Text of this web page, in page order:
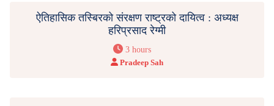
ऐतिहासिक तस्बिरको संरक्षण राष्ट्रको दायित्व : अध्यक्ष
हरिप्रसाद रेग्मी
3 hours
Pradeep Sah